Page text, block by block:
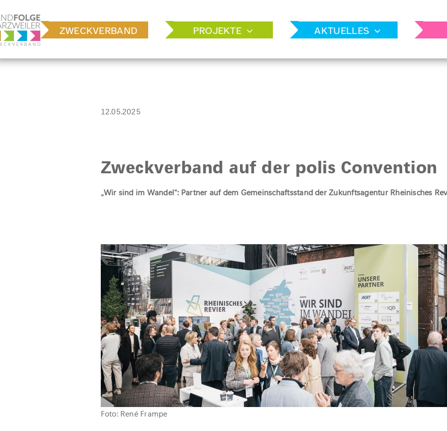
Inhalt
springen
ZWECKVERBAND PROJEKTE AKTUELLES
12.05.2025
Zweckverband auf der polis Convention
„Wir sind im Wandel“: Partner auf dem Gemeinschaftsstand der Zukunftsagentur Rheinisches
Foto: René Frampe